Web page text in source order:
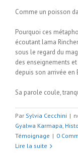
Comme un poisson
Pourquoi ces
écoutant lama
sous le regard du
des enseignements
depuis son arrivée en
Sa parole coule,
Par Sylvia Cecchini |
Gyalwa Karmapa
Témoignage | 0
Lire la suite